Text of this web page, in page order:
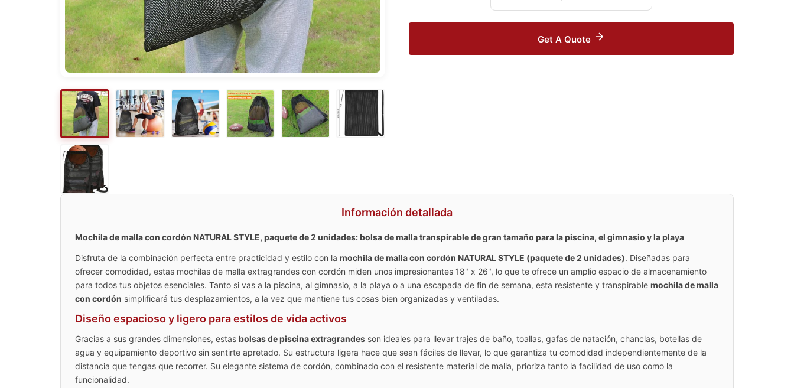
Get A Quote
Información detallada
Mochila de malla con cordón NATURAL STYLE, paquete de 2 unidades: bolsa de malla transpirable de gran tamaño para la piscina, el gimnasio y la playa
Disfruta de la combinación perfecta entre practicidad y estilo con la mochila de malla con cordón NATURAL STYLE (paquete de 2 unidades). Diseñadas para
ofrecer comodidad, estas mochilas de malla extragrandes con cordón miden unos impresionantes 18" x 26", lo que te ofrece un amplio espacio de almacenamiento
para todos tus objetos esenciales. Tanto si vas a la piscina, al gimnasio, a la playa o a una escapada de fin de semana, esta resistente y transpirable mochila de malla
con cordón simplificará tus desplazamientos, a la vez que mantiene tus cosas bien organizadas y ventiladas.
Diseño espacioso y ligero para estilos de vida activos
Gracias a sus grandes dimensiones, estas bolsas de piscina extragrandes son ideales para llevar trajes de baño, toallas, gafas de natación, chanclas, botellas de
agua y equipamiento deportivo sin sentirte apretado. Su estructura ligera hace que sean fáciles de llevar, lo que garantiza tu comodidad independientemente de la
distancia que tengas que recorrer. Su elegante sistema de cordón, combinado con el resistente material de malla, prioriza tanto la facilidad de uso como la
funcionalidad.